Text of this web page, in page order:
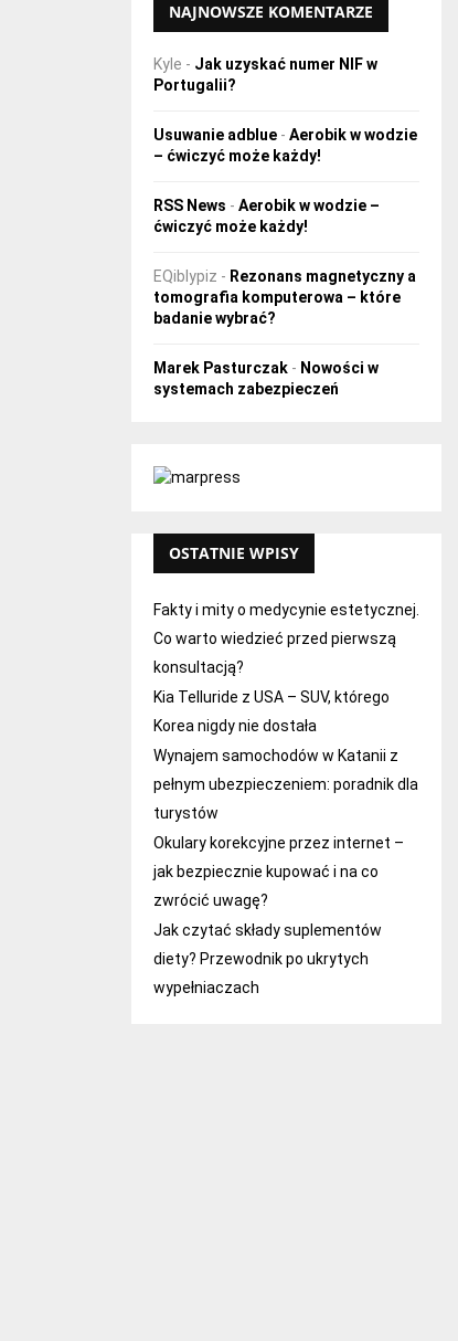
NAJNOWSZE KOMENTARZE
Kyle - Jak uzyskać numer NIF w
Portugalii?
Usuwanie adblue- Aerobik w wodzie
– ćwiczyć może każdy!
RSS News - Aerobik w wodzie –
ćwiczyć może każdy!
EQiblypiz - Rezonans magnetyczny a
tomografia komputerowa – które
badanie wybrać?
Marek Pasturczak- Nowości w
systemach zabezpieczeń
OSTATNIE WPISY
Fakty i mity o medycynie estetycznej.
Co warto wiedzieć przed pierwszą
konsultacją?
Kia Telluride z USA – SUV, którego
Korea nigdy nie dostała
Wynajem samochodów w Katanii z
pełnym ubezpieczeniem: poradnik dla
turystów
Okulary korekcyjne przez internet –
jak bezpiecznie kupować i na co
zwrócić uwagę?
Jak czytać składy suplementów
diety? Przewodnik po ukrytych
wypełniaczach